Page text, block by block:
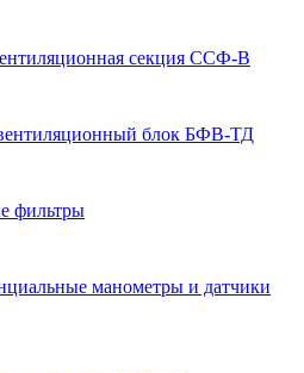
секция ССФ-В
блок БФВ-ТД
фильтры
манометры и датчики